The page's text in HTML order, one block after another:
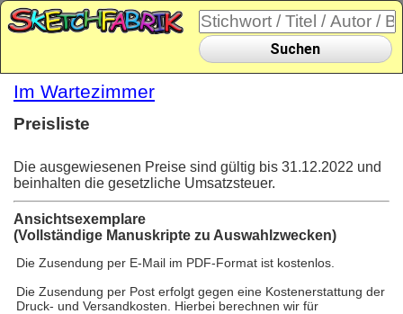
Suchen
Im Wartezimmer
Preisliste
Die ausgewiesenen Preise sind gültig bis 31.12.2022 und
beinhalten die gesetzliche Umsatzsteuer.
Ansichtsexemplare
(Vollständige Manuskripte zu Auswahlzwecken)
Die Zusendung per E-Mail im PDF-Format ist kostenlos.
Die Zusendung per Post erfolgt gegen eine Kostenerstattung der
Druck- und Versandkosten. Hierbei berechnen wir für